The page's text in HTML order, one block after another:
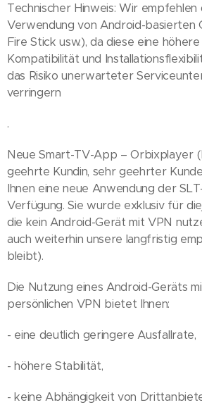
Technischer Hinweis: Wir empfehlen
Verwendung von Android-basierten
Fire Stick usw.), da diese eine
Kompatibilität und
das Risiko unerwarteter
verringern
.
Neue Smart-TV-App – Orbixplayer
geehrte Kundin, sehr geehrter
Ihnen eine neue Anwendung der
Verfügung. Sie wurde exklusiv für
die kein Android-Gerät mit VPN
auch weiterhin unsere langfristig
bleibt).
Die Nutzung eines Android-Geräts
persönlichen VPN bietet Ihnen:
- eine deutlich geringere Ausfallrate,
- höhere Stabilität,
- keine Abhängigkeit von